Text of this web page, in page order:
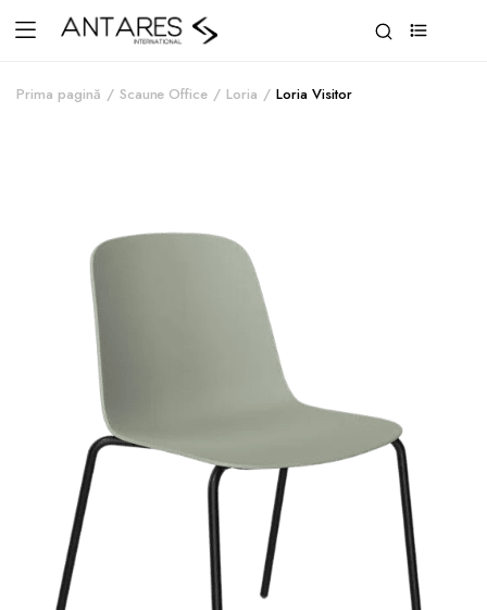
Prima pagină Scaune Office Loria Loria Visitor